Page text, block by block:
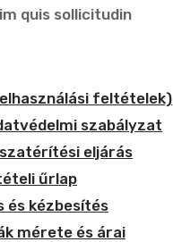
quis sollicitudin
feltételek)
szabályzat
eljárás
űrlap
és kézbesítés
mérete és árai